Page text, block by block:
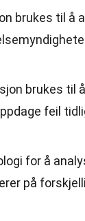
brukes til å
brukes til
feil
for å
på